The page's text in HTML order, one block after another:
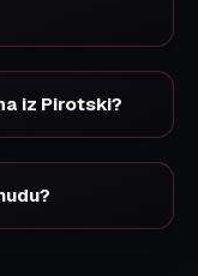
iz Pirotski?